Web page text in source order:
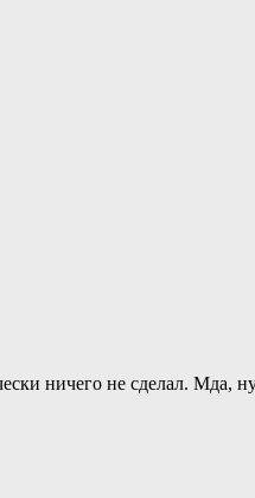
ничего не сделал. Мда,